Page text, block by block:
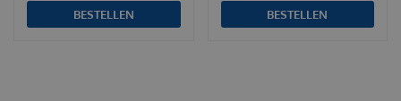
BESTELLEN BESTELLEN